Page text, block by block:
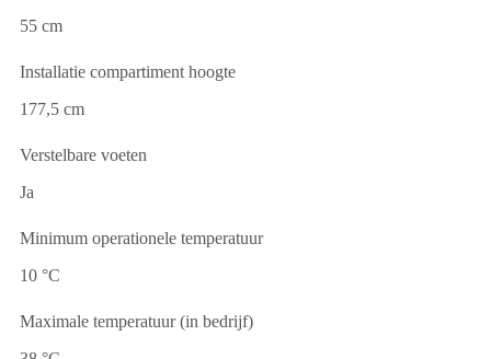
55 cm
Installatie compartiment hoogte
177,5 cm
Verstelbare voeten
Ja
Minimum operationele temperatuur
10 °C
Maximale temperatuur (in bedrijf)